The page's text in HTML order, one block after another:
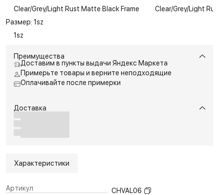
Clear/Grey/Light Rust Matte Black Frame
Clear/Grey/Light
Размер: 1sz
1sz
Преимущества
Доставим в пункты выдачи Яндекс Маркета
Примерьте товары и верните неподходящие
Оплачивайте после примерки
Доставка
Характеристики
Артикул
CHVAL06